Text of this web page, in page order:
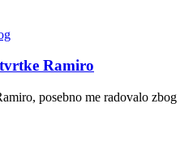
Ramiro
posebno me radovalo zbog